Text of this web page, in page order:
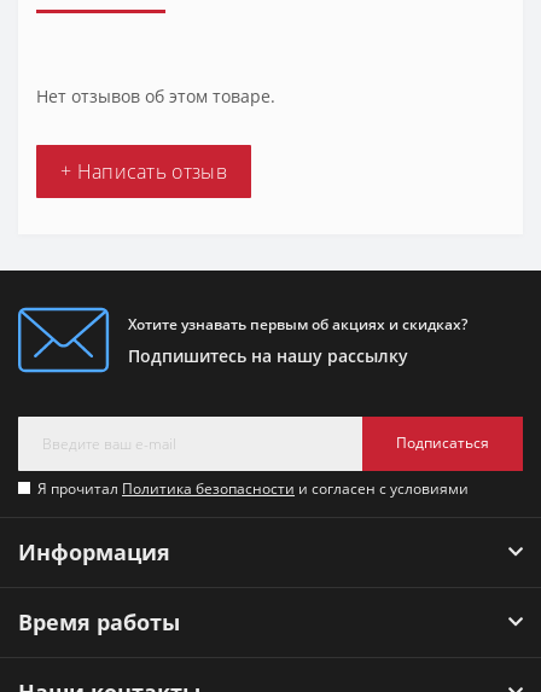
Нет отзывов об этом товаре.
+ Написать отзыв
Хотите узнавать первым об акциях и скидках?
Подпишитесь на нашу рассылку
Подписаться
Я прочитал Политика безопасности и согласен с условиями
Информация
Время работы